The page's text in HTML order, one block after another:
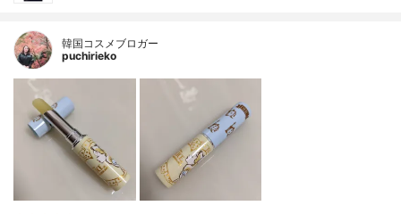
韓国コスメブロガー
puchirieko